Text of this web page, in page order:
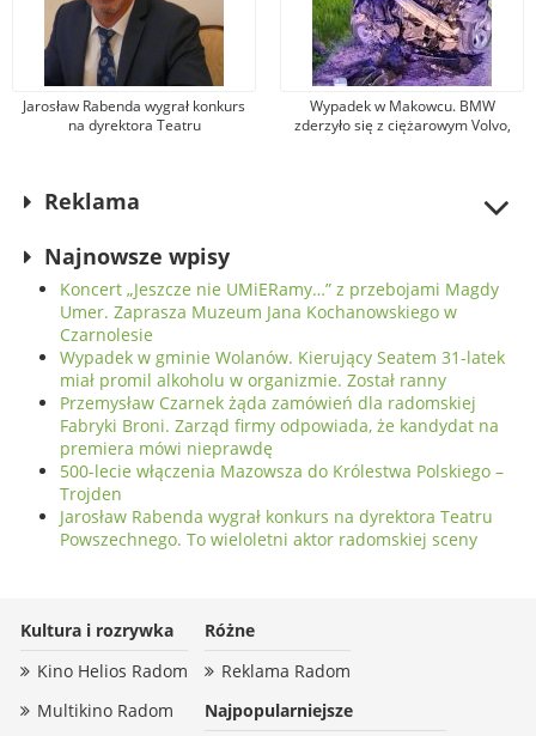
Jarosław Rabenda wygrał konkurs
na dyrektora Teatru
Wypadek w Makowcu. BMW
zderzyło się z ciężarowym Volvo,
Reklama
Najnowsze wpisy
Koncert „Jeszcze nie UMiERamy…” z przebojami Magdy
Umer. Zaprasza Muzeum Jana Kochanowskiego w
Czarnolesie
Wypadek w gminie Wolanów. Kierujący Seatem 31-latek
miał promil alkoholu w organizmie. Został ranny
Przemysław Czarnek żąda zamówień dla radomskiej
Fabryki Broni. Zarząd firmy odpowiada, że kandydat na
premiera mówi nieprawdę
500-lecie włączenia Mazowsza do Królestwa Polskiego –
Trojden
Jarosław Rabenda wygrał konkurs na dyrektora Teatru
Powszechnego. To wieloletni aktor radomskiej sceny
Kultura i rozrywka
Kino Helios Radom
Multikino Radom
Różne
Reklama Radom
Najpopularniejsze